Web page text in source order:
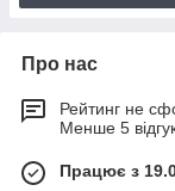
Про нас
Рейтинг не
Менше 5
Працює з